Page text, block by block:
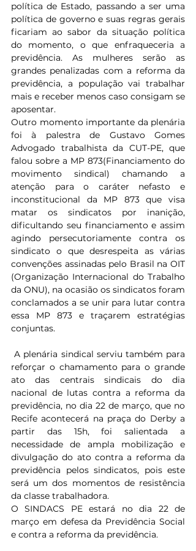
política de Estado, passando a ser uma
política de governo e suas regras gerais
ficariam ao sabor da situação política
do momento, o que enfraqueceria a
previdência. As mulheres serão as
grandes penalizadas com a reforma da
previdência, a população vai trabalhar
mais e receber menos caso consigam se
aposentar.
Outro momento importante da plenária
foi à palestra de Gustavo Gomes
Advogado trabalhista da CUT-PE, que
falou sobre a MP 873(Financiamento do
movimento sindical) chamando a
atenção para o caráter nefasto e
inconstitucional da MP 873 que visa
matar os sindicatos por inanição,
dificultando seu financiamento e assim
agindo persecutoriamente contra os
sindicato o que desrespeita as várias
convenções assinadas pelo Brasil na OIT
(Organização Internacional do Trabalho
da ONU), na ocasião os sindicatos foram
conclamados a se unir para lutar contra
essa MP 873 e traçarem estratégias
conjuntas.
A plenária sindical serviu também para
reforçar o chamamento para o grande
ato das centrais sindicais do dia
nacional de lutas contra a reforma da
previdência, no dia 22 de março, que no
Recife acontecerá na praça do Derby a
partir das 15h, foi salientada a
necessidade de ampla mobilização e
divulgação do ato contra a reforma da
previdência pelos sindicatos, pois este
será um dos momentos de resistência
da classe trabalhadora.
O SINDACS PE estará no dia 22 de
março em defesa da Previdência Social
e contra a reforma da previdência.